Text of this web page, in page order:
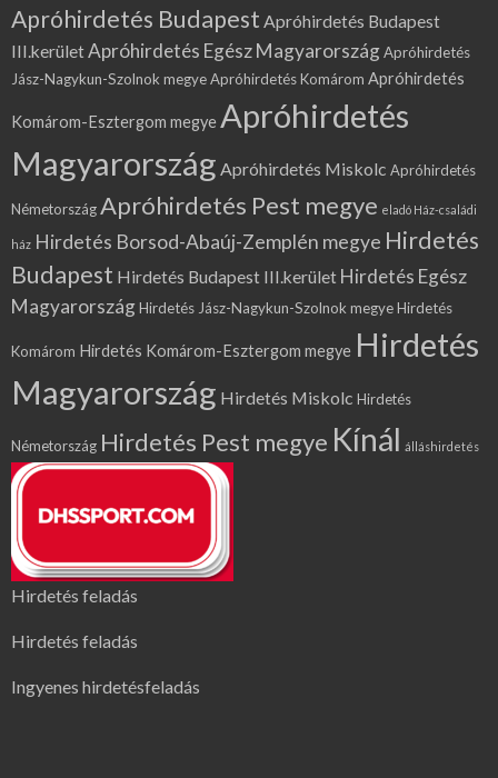
Apróhirdetés Budapest Apróhirdetés Budapest
III.kerületApróhirdetés Egész MagyarországApróhirdetés
Jász-Nagykun-Szolnok megyeApróhirdetés Komárom Apróhirdetés
Komárom-Esztergom megye Apróhirdetés
Magyarország Apróhirdetés Miskolc Apróhirdetés
NémetországApróhirdetés Pest megye eladó Ház-családi
ház Hirdetés Borsod-Abaúj-Zemplén megye Hirdetés
Budapest Hirdetés Budapest III.kerület Hirdetés Egész
MagyarországHirdetés Jász-Nagykun-Szolnok megyeHirdetés
Komárom Hirdetés Komárom-Esztergom megye Hirdetés
Magyarország Hirdetés Miskolc Hirdetés
Németország Hirdetés Pest megye Kínál álláshirdetés
Hirdetés feladás
Hirdetés feladás
Ingyenes hirdetésfeladás